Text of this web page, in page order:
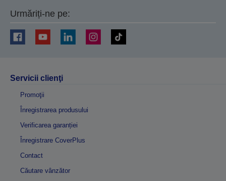
Urmăriți-ne pe:
Servicii clienţi
Promoţii
Înregistrarea produsului
Verificarea garanției
Înregistrare CoverPlus
Contact
Căutare vânzător